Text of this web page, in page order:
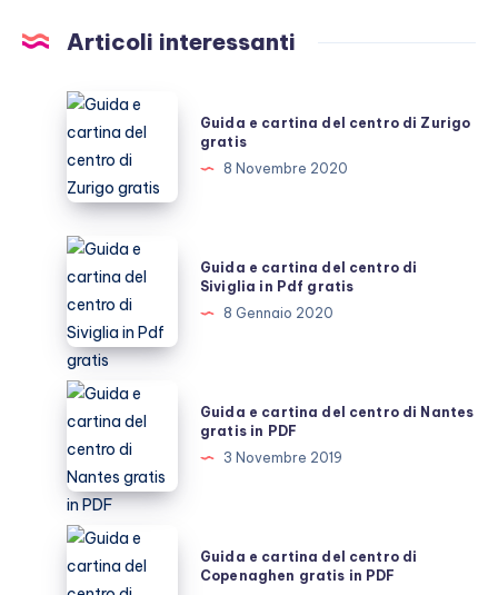
Articoli interessanti
Guida
e
cartina
del
centro
di
Zurigo
gratis
Guida e cartina del centro di Zurigo
gratis
8 Novembre 2020
Guida
e
cartina
del
centro
di
Siviglia
in
Pdf
gratis
Guida e cartina del centro di
Siviglia in Pdf gratis
8 Gennaio 2020
Guida
e
cartina
del
centro
di
Nantes
gratis
Guida e cartina del centro di Nantes
gratis in PDF
3 Novembre 2019
Guida
e
Guida e cartina del centro di
Copenaghen gratis in PDF